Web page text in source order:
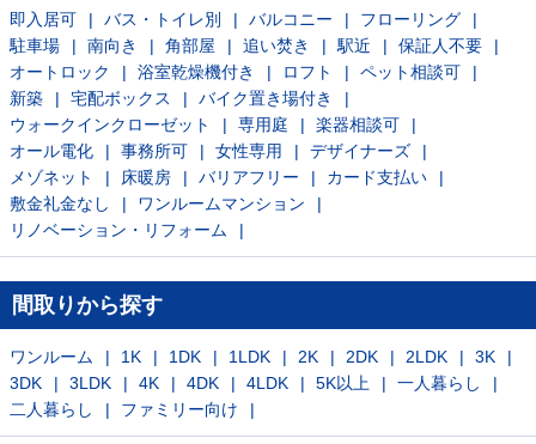
即入居可 バス・トイレ別 バルコニー
フローリング
駐車場
南向き 角部屋 追い焚き 駅近
保証人不要
オートロック
浴室乾燥機付き ロフト
ペット相談可
新築
宅配ボックス
バイク置き場付き
ウォークインクローゼット
専用庭
楽器相談可
オール電化
事務所可 女性専用
デザイナーズ
メゾネット
床暖房 バリアフリー
カード支払い
敷金礼金なし
ワンルームマンション
リノベーション・リフォーム
間取りから探す
ワンルーム 1K 1DK 1LDK 2K 2DK 2LDK
3K
3DK
3LDK 4K 4DK 4LDK 5K以上
一人暮らし
二人暮らし
ファミリー向け